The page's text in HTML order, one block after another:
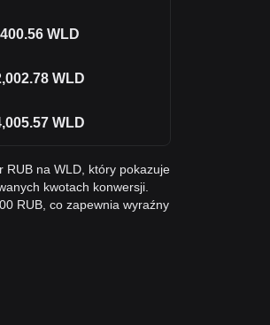
400.56 WLD
WLD
WLD
RUB na WLD, który pokazuje
kwotach konwersji.
RUB, co zapewnia wyraźny